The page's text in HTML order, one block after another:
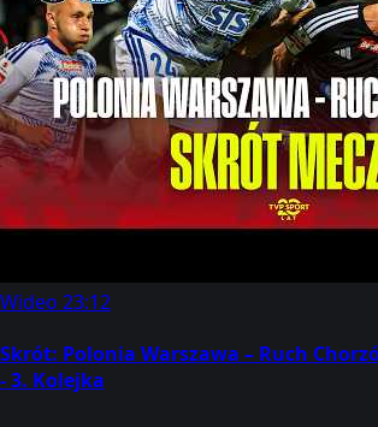
Wideo 23:12
Skrót: Polonia Warszawa – Ruch
- 3. Kolejka